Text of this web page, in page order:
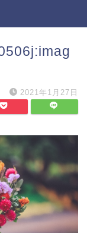
2021年1月27日